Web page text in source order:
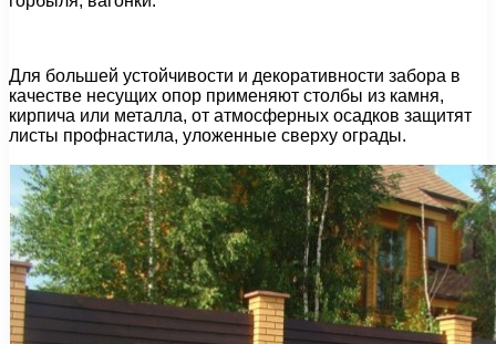
Для большей устойчивости и декоративности забора в
качестве несущих опор применяют столбы из камня,
кирпича или металла, от атмосферных осадков защитят
листы профнастила, уложенные сверху ограды.